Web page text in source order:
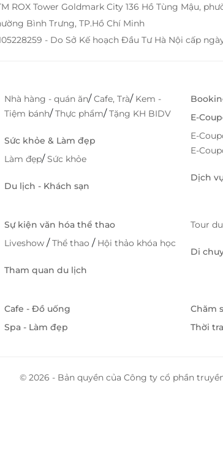
ROX Tower Goldmark City 136 Hồ Tùng Mậu,
Bình Trưng, TP.Hồ Chí Minh
- Do Sở Kế hoạch Đầu Tư Hà Nội cấp
Nhà hàng - quán ăn/Cafe, Trà/ Kem -
Tiệm bánh/Thực phẩm/Tặng KH BIDV
Sức khỏe & Làm đẹp
Làm đẹp/Sức khỏe
Du lịch - Khách sạn
E-
E-
E-
Dịch
Sự kiện văn hóa thể thao
Liveshow /Thể thao / Hội thảo khóa học
Tham quan du lịch
Tour
Di
Cafe - Đồ uống
Spa - Làm đẹp
Chăm
Thời
© 2026 - Bản quyền của Công ty cổ phần